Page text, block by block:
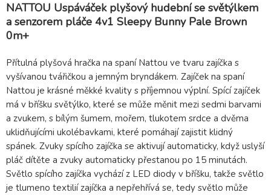
NATTOU Uspáváček plyšový hudební se světýlkem
a senzorem pláče 4v1 Sleepy Bunny Pale Brown
0m+
Přítulná plyšová hračka na spaní Nattou ve tvaru zajíčka s
vyšívanou tvářičkou a jemným bryndákem. Zajíček na spaní
Nattou je krásné měkké kvality s příjemnou výplní. Spící zajíček
má v bříšku světýlko, které se může měnit mezi sedmi barvami
a zvukem, s bílým šumem, mořem, tlukotem srdce a dvěma
uklidňujícími ukolébavkami, které pomáhají zajistit klidný
spánek. Zvuky spícího zajíčka se aktivují automaticky, když uslyší
pláč dítěte a zvuky automaticky přestanou po 15 minutách.
Světlo spícího zajíčka vychází z LED diody v bříšku, takže světlo
je tlumeno textilií zajíčka a nepřehřívá se, tedy světlo může